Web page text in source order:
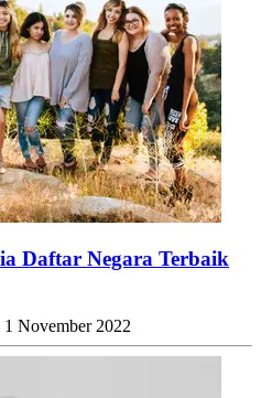
Daftar Negara Terbaik
1 November 2022